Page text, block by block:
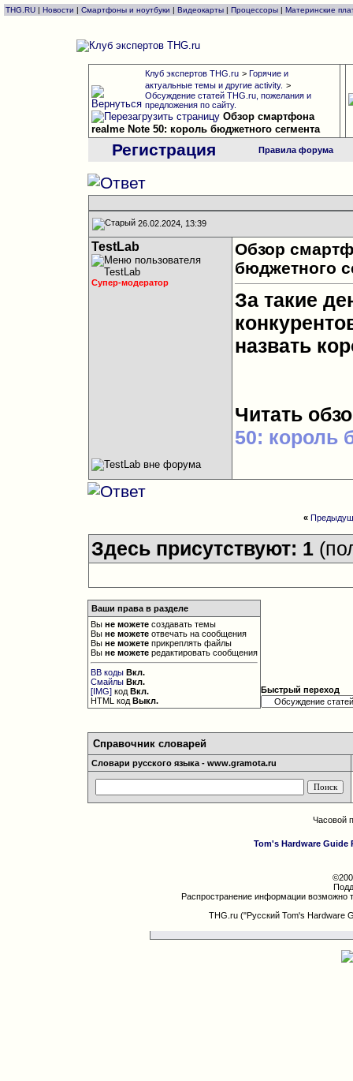
THG.RU | Новости | Смартфоны и ноутбуки | Видеокарты | Процессоры | Материнские
Клуб экспертов THG.ru > Горячие и
актуальные темы и другие activity. >
Обсуждение статей THG.ru, пожелания и
предложения по сайту.
Обзор смартфона
realme Note 50: король бюджетного сегмента
Регистрация Правила форума
26.02.2024, 13:39
TestLab
Супер-модератор
Обзор
бюджетного
За такие
назвать
Читать
50: король
«
Здесь присутствуют: 1
Ваши права в разделе
Выне можете создавать темы
Выне можете отвечать на сообщения
Выне можете прикреплять файлы
Выне можете редактировать сообщения
BB коды Вкл.
Смайлы Вкл.
[IMG] кодВкл.
HTML кодВыкл.
Быстрый переход
Справочник словарей
Словари русского языка - www.gramota.ru
Часовой
Tom's Hardware Guide
Распространение информации возможно
THG.ru ("Русский Tom's Hardware